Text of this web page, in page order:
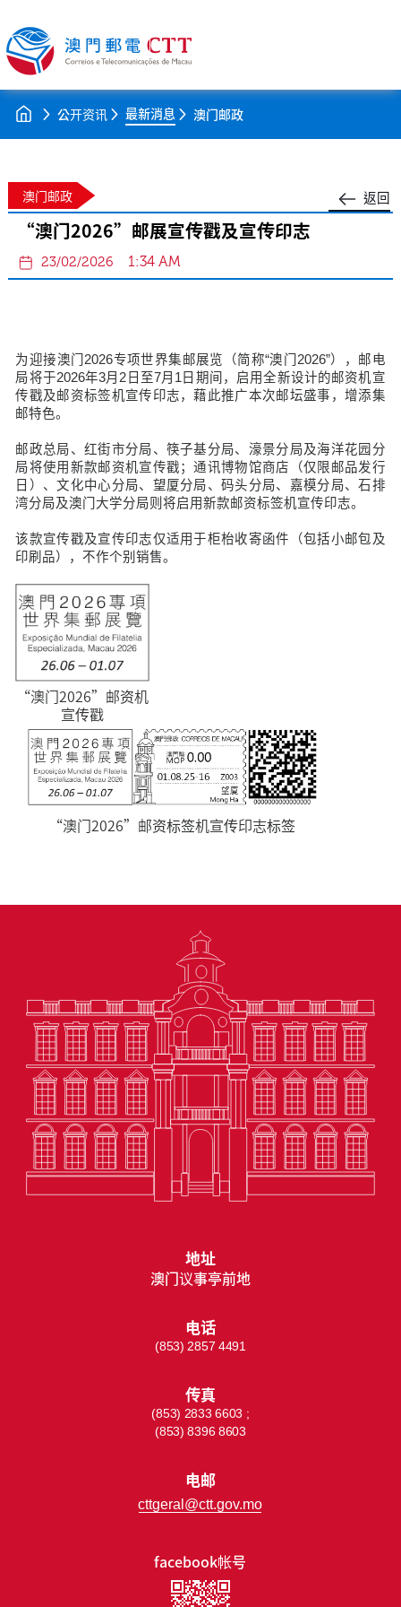
公开资讯 最新消息 澳门邮政
返回
澳门邮政
“澳门2026”邮展宣传戳及宣传印志
23/02/2026 1:34 AM
为迎接澳门2026专项世界集邮展览（简称“澳门2026”），邮电
局将于2026年3月2日至7月1日期间，启用全新设计的邮资机宣
传戳及邮资标签机宣传印志，藉此推广本次邮坛盛事，增添集
邮特色。
邮政总局、红街市分局、筷子基分局、濠景分局及海洋花园分
局将使用新款邮资机宣传戳；通讯博物馆商店（仅限邮品发行
日）、文化中心分局、望厦分局、码头分局、嘉模分局、石排
湾分局及澳门大学分局则将启用新款邮资标签机宣传印志。
该款宣传戳及宣传印志仅适用于柜枱收寄函件（包括小邮包及
印刷品），不作个别销售。
“澳门2026”邮资机
宣传戳
“澳门2026”邮资标签机宣传印志标签
facebook帐号
地址
澳门议事亭前地
电话
(853) 2857 4491
传真
(853) 2833 6603 ;
(853) 8396 8603
电邮
cttgeral@ctt.gov.mo